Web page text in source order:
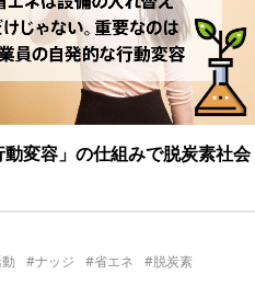
動変容」の仕組みで脱炭素社会
#ナッジ #省エネ #脱炭素